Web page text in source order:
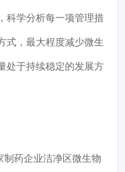
科学分析每一项管理措
式，最大程度减少微生
处于持续稳定的发展方
制药企业洁净区微生物